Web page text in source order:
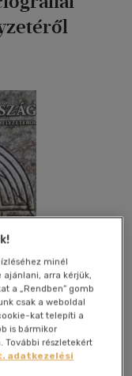
Megosztom
minél
arra kérjük,
a „Rendben” gomb
csak a weboldal
kat telepíti a
is bármikor
További részletekért
adatkezelési